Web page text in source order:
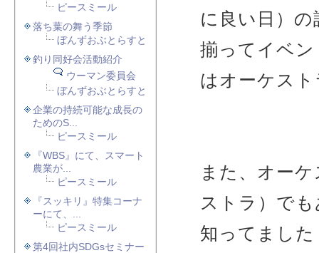
に良い日）
揃ってイベ
はオーケス
また、オー
ストラ）で
知ってました
ピースミール
落ち葉の舞う季節
ぼんずおぶとらすと
釣り同好会活動紹介
ウーマン委員会
ぼんずおぶとらすと
企業の持続可能な成長の
ためのS...
ピースミール
『WBS』にて、スマート
農業が...
ピースミール
『スッキリ』特集コーナ
ーにて、...
ピースミール
第4回社内SDGsセミナー